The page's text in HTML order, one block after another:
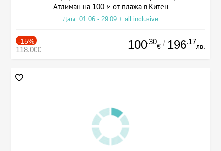
Атлиман на 100 м от плажа в Китен
Дата: 01.06 - 29.09 + all inclusive
-15%
118.00€ 100.30
€ / 196.17
лв.